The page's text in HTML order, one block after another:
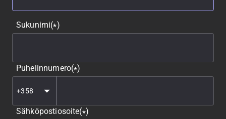
Sukunimi(*)
Puhelinnumero(*)
Sähköpostiosoite(*)